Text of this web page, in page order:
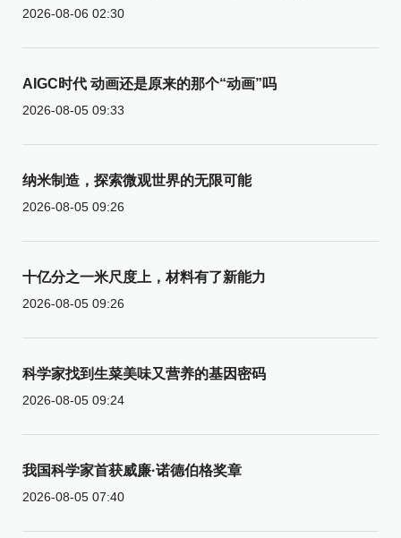
2026-08-06 02:30
AIGC时代 动画还是原来的那个“动画”吗
2026-08-05 09:33
纳米制造，探索微观世界的无限可能
2026-08-05 09:26
十亿分之一米尺度上，材料有了新能力
2026-08-05 09:26
科学家找到生菜美味又营养的基因密码
2026-08-05 09:24
我国科学家首获威廉·诺德伯格奖章
2026-08-05 07:40